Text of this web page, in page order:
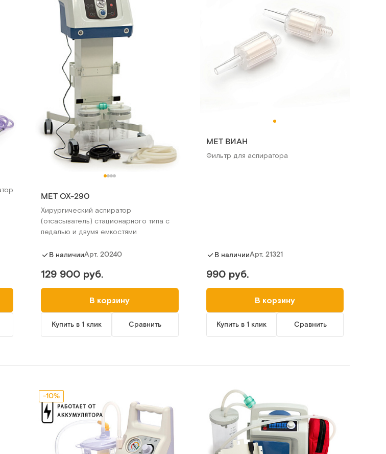
MET OX-290
Хирургический аспиратор
(отсасыватель) стационарного типа с
педалью и двумя емкостями
В наличииАрт.20240
129 900 руб.
В корзину
Купить в 1 клик Сравнить
МЕТ ВИАН
Фильтр для аспиратора
В наличииАрт. 21321
990 руб.
В корзину
Купить в 1 клик Сравнить
-10%